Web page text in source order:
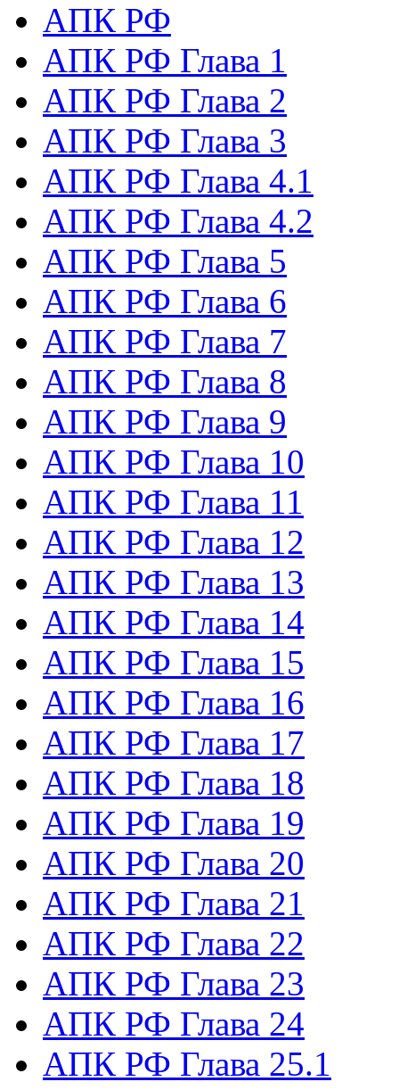
АПК РФ
АПК РФ Глава 1
АПК РФ Глава 2
АПК РФ Глава 3
АПК РФ Глава 4.1
АПК РФ Глава 4.2
АПК РФ Глава 5
АПК РФ Глава 6
АПК РФ Глава 7
АПК РФ Глава 8
АПК РФ Глава 9
АПК РФ Глава 10
АПК РФ Глава 11
АПК РФ Глава 12
АПК РФ Глава 13
АПК РФ Глава 14
АПК РФ Глава 15
АПК РФ Глава 16
АПК РФ Глава 17
АПК РФ Глава 18
АПК РФ Глава 19
АПК РФ Глава 20
АПК РФ Глава 21
АПК РФ Глава 22
АПК РФ Глава 23
АПК РФ Глава 24
АПК РФ Глава 25.1